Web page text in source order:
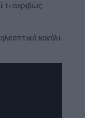
τι ακριβώς
κανάλι